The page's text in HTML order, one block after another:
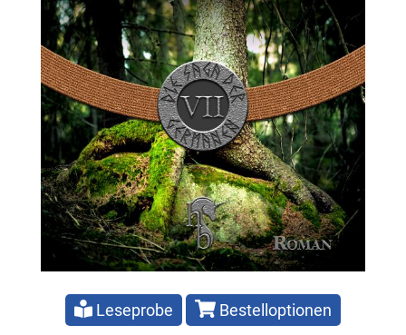
Leseprobe Bestelloptionen